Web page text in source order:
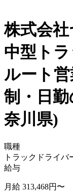
株式会
中型ト
ルート
制・日
奈川県)
職種
トラックドライバ
給与
月給 313,468円〜